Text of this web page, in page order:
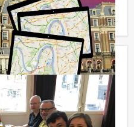
Favoriet
Gouda
p.p. excl. BTW
‐ 4 uur en 30 minuten